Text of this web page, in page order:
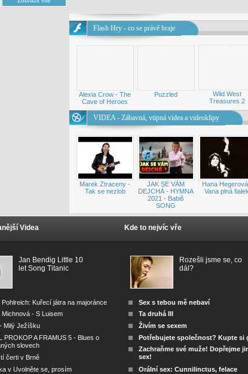
Flash Hry - co se právě hraje
Wild West
Treasures 2
Puzzled
Alexia Crow - The
Cave of Heroes
VIDEA - Zábavná, vtipná videa a videoklipy
Hana
Vana plná fialek
JAK SE VÁM
DEJCHÁ - HYMNA
2021 - Babiš
SONG
Marek Ztraceny -
Tak se nezlob
Videa
Jan Bendig Little 10
let Song Titanic
Pohlreich: Kuřecí játra na majoránce
Michnová - S Luisem
Milý Ježíšku
PROKOP A FRAMUS 5 - Blues o
slovech
čerti v Brně
v Uvolněte se, prosím
Kde to nejvíc vře
Rozešli jsme se, co
dál?
Sex s tebou mě nebaví
Ta druhá III
Živím se sexem
Potřebujete společnost? Kupte si
Zachraňme své muže! Dopřejme
sex!
Orální sex: Cunnilinctus, felace